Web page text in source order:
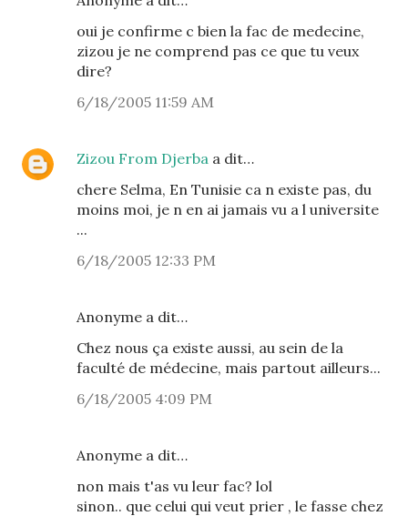
oui je confirme c bien la fac de medecine,
zizou je ne comprend pas ce que tu veux
dire?
6/18/2005 11:59 AM
Zizou From Djerba a dit…
chere Selma, En Tunisie ca n existe pas, du
moins moi, je n en ai jamais vu a l universite
...
6/18/2005 12:33 PM
Anonyme a dit…
Chez nous ça existe aussi, au sein de la
faculté de médecine, mais partout ailleurs...
6/18/2005 4:09 PM
Anonyme a dit…
non mais t'as vu leur fac? lol
sinon.. que celui qui veut prier , le fasse chez